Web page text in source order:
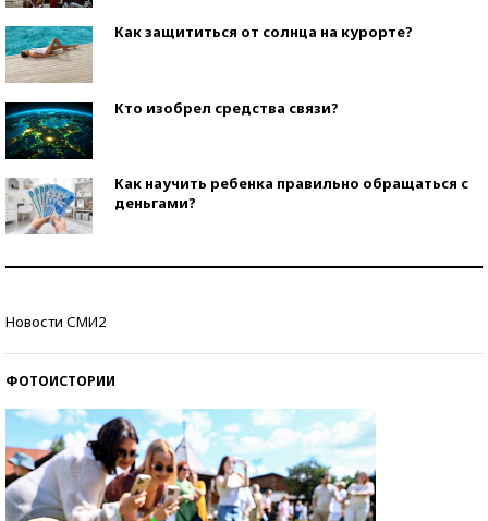
Как защититься от солнца на курорте?
Кто изобрел средства связи?
Как научить ребенка правильно обращаться с
деньгами?
Новости СМИ2
ФОТОИСТОРИИ